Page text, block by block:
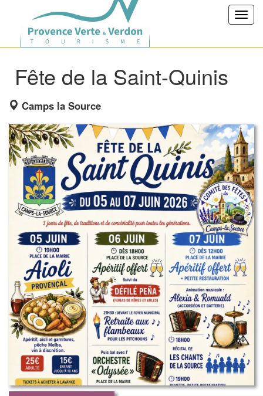
Fête de la Saint-Quinis
Camps la Source